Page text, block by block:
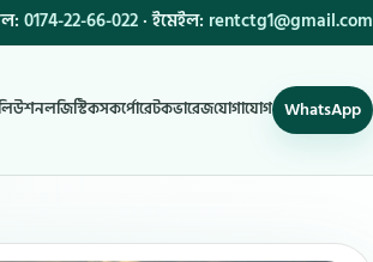
0174-22-66-022· ইমেইল: rentctg1@gmail.com
লজিস্টিকসকর্পোরেটকভারেজযোগাযোগ WhatsApp